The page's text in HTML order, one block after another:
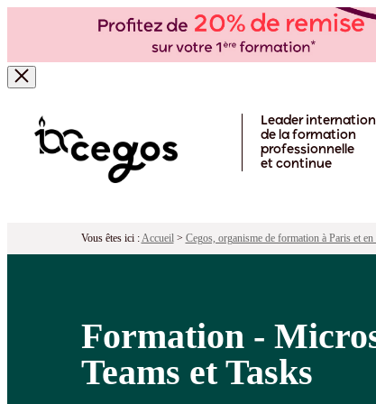
Leader
de la formation
professionnelle
et continue
Vous êtes ici :Accueil> Cegos, organisme de formation à Paris et en
Formation -
Teams et Tasks
Formation - Microsoft 365® -
Pour qui ? Programme Objectifs